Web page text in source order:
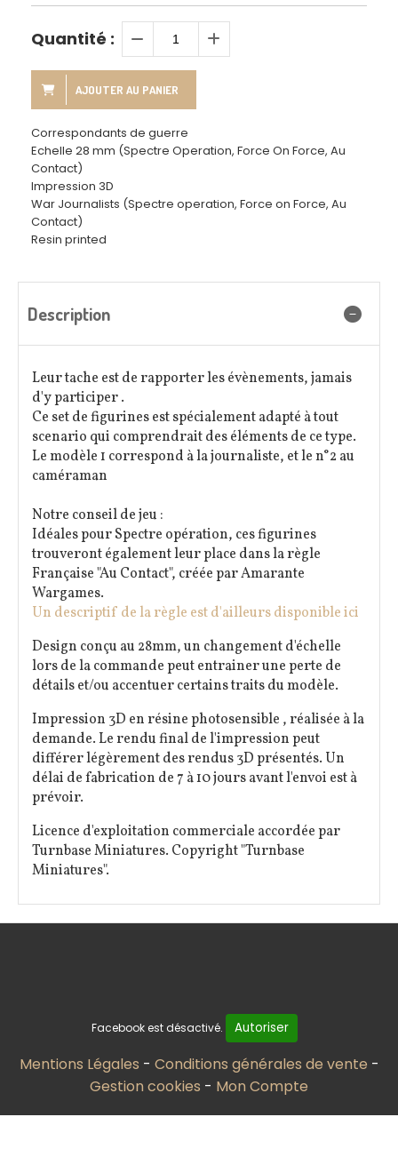
Quantité :
AJOUTER AU PANIER
Correspondants de guerre
Echelle 28 mm (Spectre Operation, Force On Force, Au
Contact)
Impression 3D
War Journalists (Spectre operation, Force on Force, Au
Contact)
Resin printed
Description
Leur tache est de rapporter les évènements, jamais
d'y participer .
Ce set de figurines est spécialement adapté à tout
scenario qui comprendrait des éléments de ce type.
Le modèle 1 correspond à la journaliste, et le n°2 au
caméraman
Notre conseil de jeu :
Idéales pour Spectre opération, ces figurines
trouveront également leur place dans la règle
Française "Au Contact", créée par Amarante
Wargames.
Un descriptif de la règle est d'ailleurs disponible ici
Design conçu au 28mm, un changement d'échelle
lors de la commande peut entrainer une perte de
détails et/ou accentuer certains traits du modèle.
Impression 3D en résine photosensible , réalisée à la
demande. Le rendu final de l'impression peut
différer légèrement des rendus 3D présentés. Un
délai de fabrication de 7 à 10 jours avant l'envoi est à
prévoir.
Licence d'exploitation commerciale accordée par
Turnbase Miniatures. Copyright "Turnbase
Miniatures".
Facebook est désactivé. Autoriser
Mentions Légales
Conditions générales de vente
Gestion cookies
Mon Compte